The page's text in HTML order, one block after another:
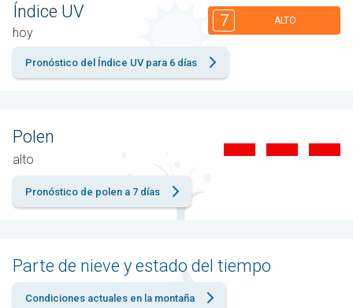
Índice UV
hoy
7 ALTO
Pronóstico del Índice UV para 6 días
Polen
alto
Pronóstico de polen a 7 días
Parte de nieve y estado del tiempo
Condiciones actuales en la montaña